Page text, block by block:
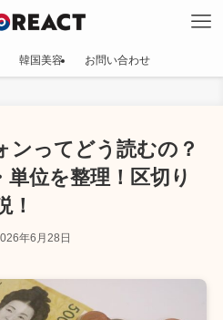
韓国美容 お問い合わせ
ンってどう読むの？
単位を整理！区切り
！
年6月28日